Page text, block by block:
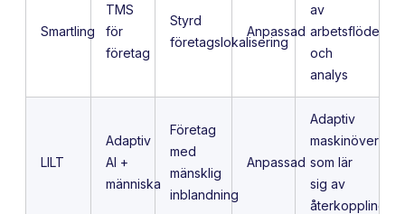
Smartling
TMS
för
företag
Styrd
företagslokalisering
Anpassad
av
arbetsflöden
och
analys
LILT
Adaptiv
AI +
människa
Företag
med
mänsklig
inblandning
Anpassad
Adaptiv
som lär
sig av
återkoppling